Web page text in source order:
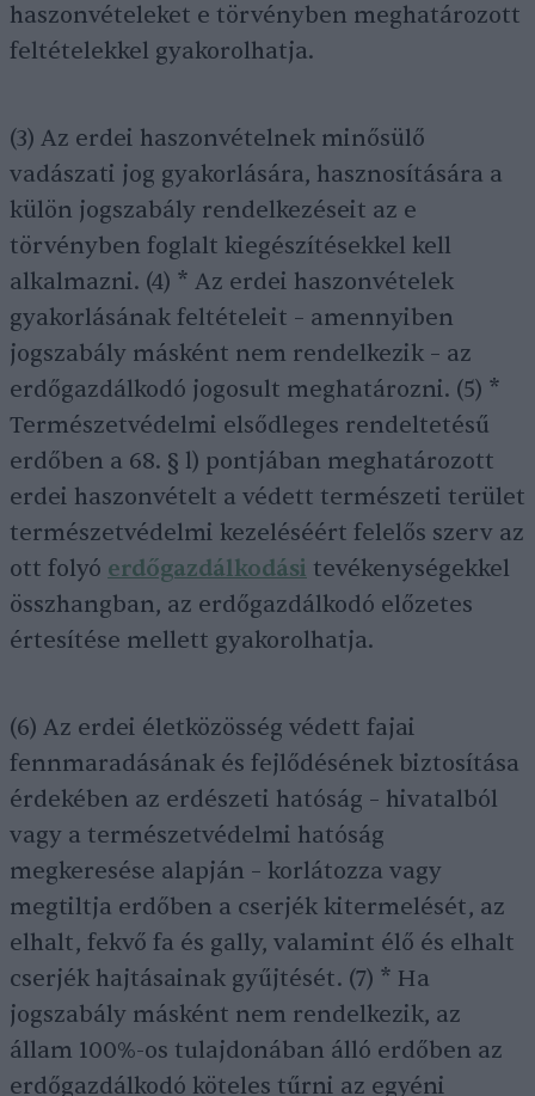
haszonvételeket e törvényben meghatározott
feltételekkel gyakorolhatja.
(3) Az erdei haszonvételnek minősülő
vadászati jog gyakorlására, hasznosítására a
külön jogszabály rendelkezéseit az e
törvényben foglalt kiegészítésekkel kell
alkalmazni. (4) * Az erdei haszonvételek
gyakorlásának feltételeit – amennyiben
jogszabály másként nem rendelkezik – az
erdőgazdálkodó jogosult meghatározni. (5) *
Természetvédelmi elsődleges rendeltetésű
erdőben a 68. § l) pontjában meghatározott
erdei haszonvételt a védett természeti terület
természetvédelmi kezeléséért felelős szerv az
ott folyó erdőgazdálkodási tevékenységekkel
összhangban, az erdőgazdálkodó előzetes
értesítése mellett gyakorolhatja.
(6) Az erdei életközösség védett fajai
fennmaradásának és fejlődésének biztosítása
érdekében az erdészeti hatóság – hivatalból
vagy a természetvédelmi hatóság
megkeresése alapján – korlátozza vagy
megtiltja erdőben a cserjék kitermelését, az
elhalt, fekvő fa és gally, valamint élő és elhalt
cserjék hajtásainak gyűjtését. (7) * Ha
jogszabály másként nem rendelkezik, az
állam 100%-os tulajdonában álló erdőben az
erdőgazdálkodó köteles tűrni az egyéni